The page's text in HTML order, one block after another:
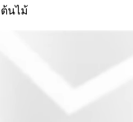
ต้นไม้